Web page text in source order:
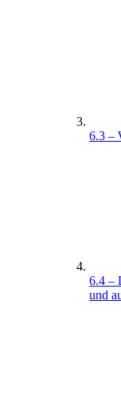
6.3 –
6.4 –
und